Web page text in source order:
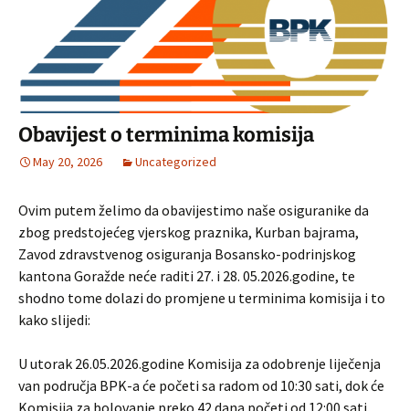
Obavijest o terminima komisija
May 20, 2026 Uncategorized
Ovim putem želimo da obavijestimo naše osiguranike da
zbog predstojećeg vjerskog praznika, Kurban bajrama,
Zavod zdravstvenog osiguranja Bosansko-podrinjskog
kantona Goražde neće raditi 27. i 28. 05.2026.godine, te
shodno tome dolazi do promjene u terminima komisija i to
kako slijedi:
U utorak 26.05.2026.godine Komisija za odobrenje liječenja
van područja BPK-a će početi sa radom od 10:30 sati, dok će